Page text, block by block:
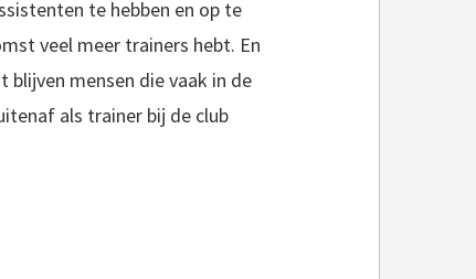
te hebben en op te
veel meer trainers hebt. En
mensen die vaak in de
als trainer bij de club